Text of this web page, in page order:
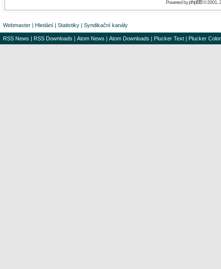
Powered byphpBB© 2001,
Webmaster | Hledání | Statistiky | Syndikační kanály
RSS News | RSS Downloads | Atom News | Atom Downloads | Plucker Text | Plucker Color